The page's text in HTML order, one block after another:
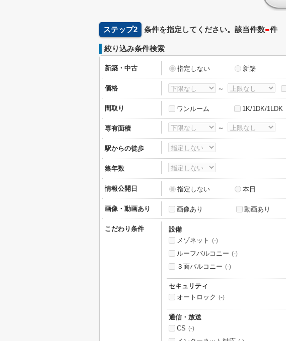
ステップ2 条件を指定してください。該当件数-件
絞り込み条件検索
新築・中古 指定しない 新築
価格 ～
間取り ワンルーム 1K/1DK/1LDK
専有面積 ～
駅からの徒歩
築年数
情報公開日 指定しない 本日
画像・動画あり 画像あり 動画あり
こだわり条件
設備
メゾネット
(-)
ルーフバルコニー (-)
３面バルコニー (-)
セキュリティ
オートロック (-)
通信・放送
CS (-)